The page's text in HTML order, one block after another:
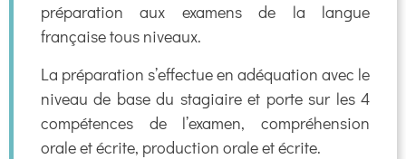
préparation aux examens de la langue
française tous niveaux.
La préparation s’effectue en adéquation avec le
niveau de base du stagiaire et porte sur les 4
compétences de l’examen, compréhension
orale et écrite, production orale et écrite.